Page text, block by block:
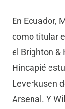
En Ecuador,
como titular
el Brighton &
Hincapié
Leverkusen
Arsenal. Y